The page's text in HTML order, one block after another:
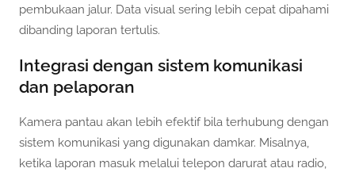
pembukaan jalur. Data visual sering lebih cepat dipahami
dibanding laporan tertulis.
Integrasi dengan sistem komunikasi
dan pelaporan
Kamera pantau akan lebih efektif bila terhubung dengan
sistem komunikasi yang digunakan damkar. Misalnya,
ketika laporan masuk melalui telepon darurat atau radio,